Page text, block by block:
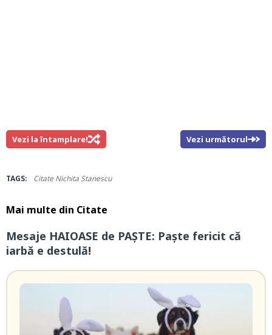
Vezi la întamplare! Vezi următorul
TAGS: Citate Nichita Stanescu
Mai multe din Citate
Mesaje HAIOASE de PAŞTE: Paşte fericit că
iarbă e destulă!